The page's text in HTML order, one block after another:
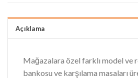
Açıklama
Mağazalara özel farklı model ve
bankosu ve karşılama masaları